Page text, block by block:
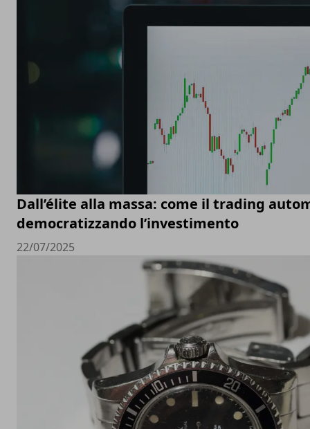
Dall’élite alla massa: come il trading
democratizzando l’investimento
22/07/2025